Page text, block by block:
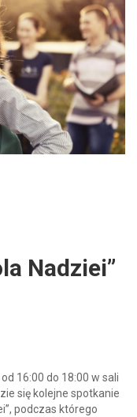
Nadziei”
16:00 do 18:00 w sali
się kolejne spotkanie
podczas którego